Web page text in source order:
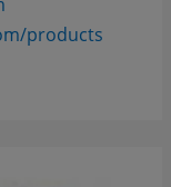
products